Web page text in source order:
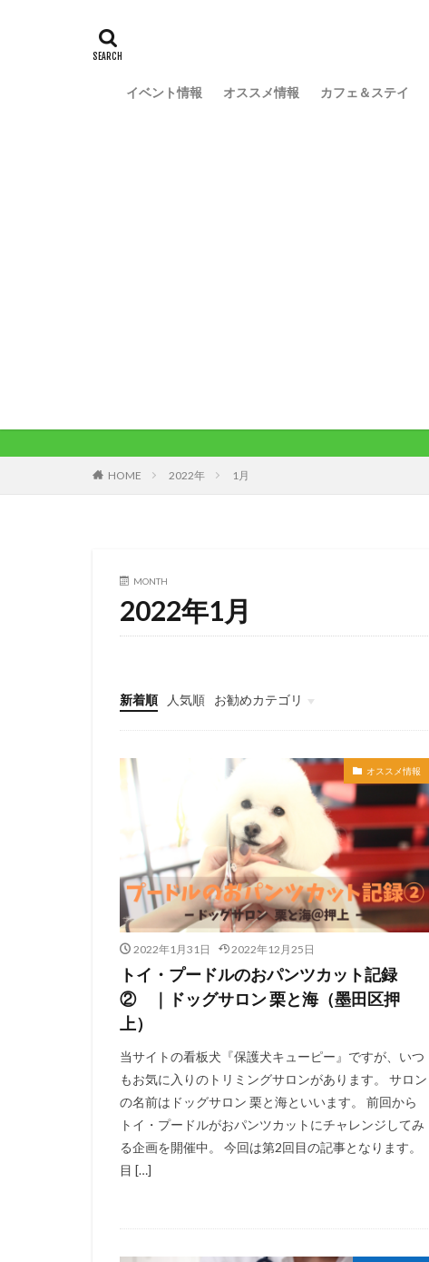
イベント情報 オススメ情報 カフェ＆ステイ
HOME 2022年 1月
MONTH
2022年1月
新着順 人気順
お勧めカテゴリ
未分類
オススメ情報
2022年1月31日 2022年12月25日
トイ・プードルのおパンツカット記録
② ｜ドッグサロン 栗と海（墨田区押
上）
当サイトの看板犬『保護犬キューピー』ですが、いつ
もお気に入りのトリミングサロンがあります。 サロン
の名前はドッグサロン 栗と海といいます。 前回から
トイ・プードルがおパンツカットにチャレンジしてみ
る企画を開催中。 今回は第2回目の記事となります。
目 […]